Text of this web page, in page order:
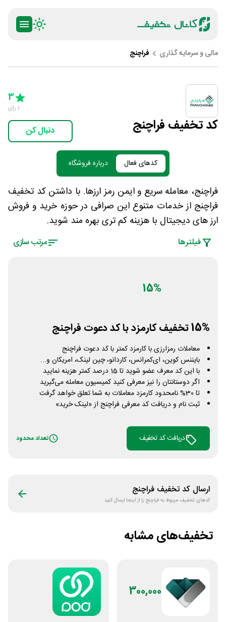
مالی و سرمایه گذاری فراچنج
کد تخفیف فراچنج
5 Stars
3
1 رای
دنبال کن
کدهای فعال درباره فروشگاه
فراچنج، معامله سریع و ایمن رمز ارزها. با داشتن کد تخفیف
فراچنج از خدمات متنوع این صرافی در حوزه خرید و فروش
ارز های دیجیتال با هزینه کم تری بهره مند شوید.
فیلتر‌ها مرتب سازی
15%
15% تخفیف کارمزد با کد دعوت فراچنج
معاملات رمزارزی با کارمزد کمتر با کد دعوت فراچنج
بایننس کوین، ای‌کمرانس، کاردانو، چین لینک، امریکان و...
با این کد معرف عضو شوید تا 15 درصد کمتر هزینه نمایید
اگر دوستانتان را نیز معرفی کنید کمیسیون معامله می‌گیرید
تا 30% نامحدود کارمزد معاملات به شما تعلق خواهد گرفت
ثبت نام و دریافت کد معرفی فراچنج از «لینک خرید»
دریافت کد تخفیف تعداد محدود
ارسال کد تخفیف فراچنج
کدهای تخفیف مربوط بهفراچنج را از اینجا ارسال کنید
تخفیف‌های مشابه
300,000